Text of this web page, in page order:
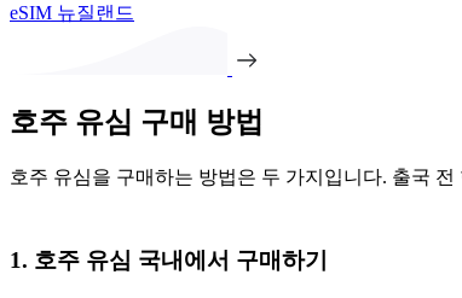
eSIM 뉴질랜드
호주 유심 구매 방법
호주 유심을 구매하는 방법은 두 가지입니다. 출국
1. 호주 유심 국내에서 구매하기